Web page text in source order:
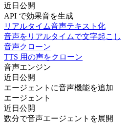
近日公開
API で効果音を生成
リアルタイム音声テキスト化
音声をリアルタイムで文字起こし
音声クローン
TTS 用の声をクローン
音声エンジン
近日公開
エージェントに音声機能を追加
エージェント
近日公開
数分で音声エージェントを展開